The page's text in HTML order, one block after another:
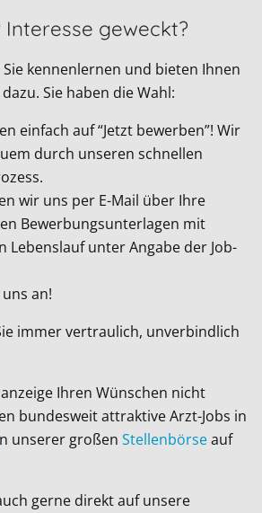
geweckt?
kennenlernen und bieten Ihnen
Sie haben die Wahl:
einfach auf “Jetzt bewerben”! Wir
durch unseren schnellen
wir uns per E-Mail über Ihre
Bewerbungsunterlagen mit
Lebenslauf unter Angabe der Job-
an!
immer vertraulich, unverbindlich
Ihren Wünschen nicht
bundesweit attraktive Arzt-Jobs in
unserer großen Stellenbörseauf
gerne direkt auf unsere